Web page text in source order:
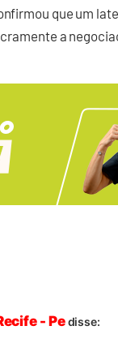
que um
a
- Pedisse: